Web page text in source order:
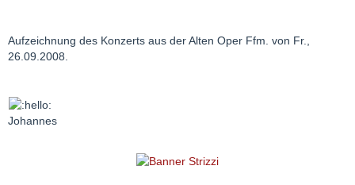
Aufzeichnung des Konzerts aus der Alten Oper Ffm. von Fr.,
26.09.2008.
Johannes